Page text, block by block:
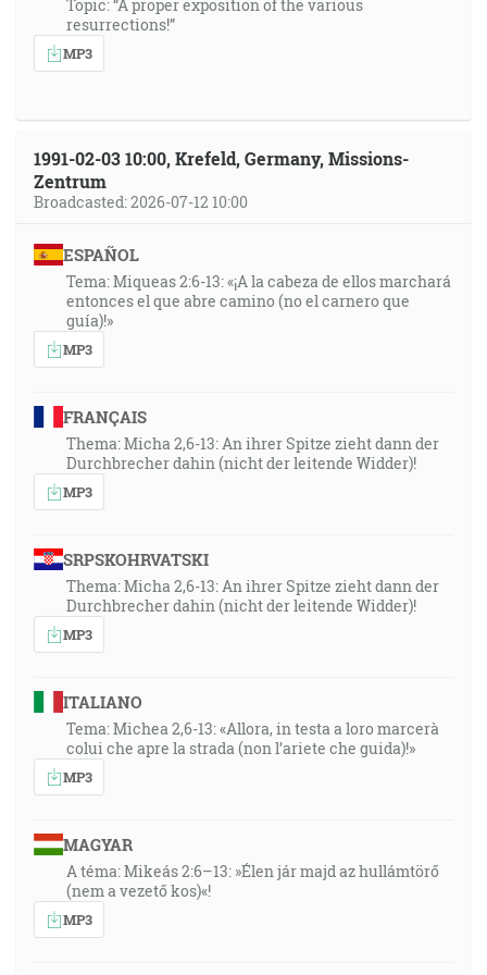
1:10:06
Otče, osláv svoje meno! Vtedy prišiel hlas z neba: Aj
1:10:42
Keď tedy máme, bratia, smelosť do vchodu do svätyne
v krvi Ježišovej,
oponu, to jest cez svoje telo … [Žd 10:19-20]
Topic: “A proper exposition of the various
resurrections!”
MP3
1991-02-03 10:00, Krefeld, Germany, Missions-
Zentrum
Broadcasted: 2026-07-12 10:00
ESPAÑOL
Tema: Miqueas 2:6-13: «¡A la cabeza de ellos marchará
entonces el que abre camino (no el carnero que
guía)!»
MP3
FRANÇAIS
Thema: Micha 2,6-13: An ihrer Spitze zieht dann der
Durchbrecher dahin (nicht der leitende Widder)!
MP3
SRPSKOHRVATSKI
Thema: Micha 2,6-13: An ihrer Spitze zieht dann der
Durchbrecher dahin (nicht der leitende Widder)!
MP3
ITALIANO
Tema: Michea 2,6-13: «Allora, in testa a loro marcerà
colui che apre la strada (non l’ariete che guida)!»
MP3
MAGYAR
A téma: Mikeás 2:6–13: »Élen jár majd az hullámtörő
(nem a vezető kos)«!
MP3